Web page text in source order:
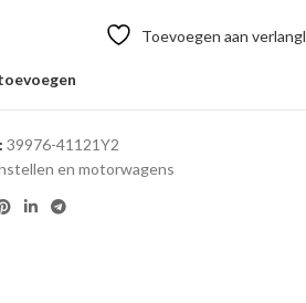
Toevoegen aan
39976-41121Y2
en motorwagens